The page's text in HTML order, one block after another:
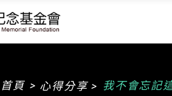
首頁 > 心得分享 > 我不會忘記